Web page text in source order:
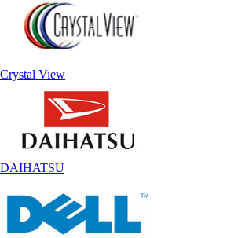
Crystal View
DAIHATSU